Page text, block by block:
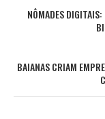
NÔMADES DIGITAIS:
BAIANAS CRIAM